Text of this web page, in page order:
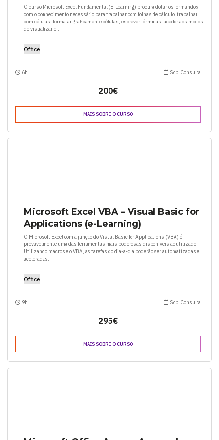
O curso Microsoft Excel Fundamental (E-Learning) procura dotar os formandos
com o conhecimento necessário para trabalhar com folhas de cálculo, trabalhar
com células, formatar graficamente células, escrever fórmulas, aceder aos modos
de visualizar e...
Office
6h Sob Consulta
200€
MAIS SOBRE O CURSO
Microsoft Excel VBA – Visual Basic for
Applications (e-Learning)
O Microsoft Excel com a junção do Visual Basic for Applications (VBA) é
provavelmente uma das ferramentas mais poderosas disponíveis ao utilizador.
Utilizando macros e o VBA, as tarefas do dia-a-dia poderão ser automatizadas e
aceleradas.
Office
9h Sob Consulta
295€
MAIS SOBRE O CURSO